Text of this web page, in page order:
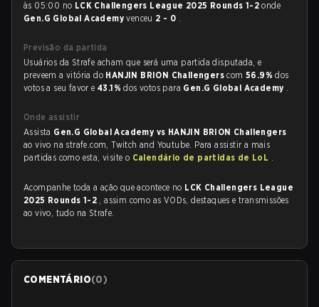
às 05:00 no LCK Challengers League 2025 Rounds 1-2onde
Gen.G Global Academyvenceu 2 - 0 .
Previsão da partida
Usuários da Strafe acham que será uma partida disputada, e
preveem a vitória do HANJIN BRION Challengerscom56.9%dos
votos a seu favor e43.1%dos votos para Gen.G Global Academy .
Onde assistir
Assista Gen.G Global Academy vs HANJIN BRION Challengers
ao vivo na strafe.com, Twitch and Youtube. Para assistir a mais
partidas como esta, visite o Calendário de partidas de LoL .
Acompanhe toda a ação que acontece no LCK Challengers League
2025 Rounds 1-2 , assim como as VODs, destaques e transmissões
ao vivo, tudo na Strafe.
COMENTÁRIO(0)